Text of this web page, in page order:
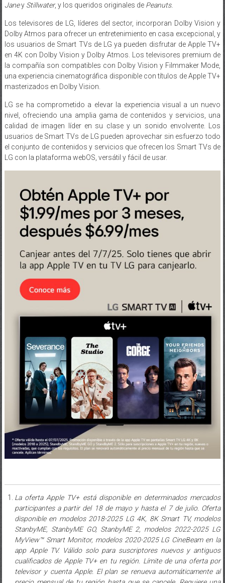
Janey Stillwater, y los queridos originales de Peanuts.
Los televisores de LG, líderes del sector, incorporan Dolby Vision y
Dolby Atmos para ofrecer un entretenimiento en casa excepcional, y
los usuarios de Smart TVs de LG ya pueden disfrutar de Apple TV+
en 4K con Dolby Vision y Dolby Atmos. Los televisores premium de
la compañía son compatibles con Dolby Vision y Filmmaker Mode,
una experiencia cinematográfica disponible con títulos de Apple TV+
masterizados en Dolby Vision.
LG se ha comprometido a elevar la experiencia visual a un nuevo
nivel, ofreciendo una amplia gama de contenidos y servicios, una
calidad de imagen líder en su clase y un sonido envolvente. Los
usuarios de Smart TVs de LG pueden aprovechar sin esfuerzo todo
el conjunto de contenidos y servicios que ofrecen los Smart TVs de
LG con la plataforma webOS, versátil y fácil de usar.
La oferta Apple TV+ está disponible en determinados mercados
participantes a partir del 18 de mayo y hasta el 7 de julio. Oferta
disponible en modelos 2018-2025 LG 4K, 8K Smart TV, modelos
StanbyME, StanbyME GO, StanbyME 2, modelos 2022-2025 LG
MyView™ Smart Monitor, modelos 2020-2025 LG CineBeam en la
app Apple TV. Válido solo para suscriptores nuevos y antiguos
cualificados de Apple TV+ en tu región. Límite de una oferta por
televisor y cuenta Apple. El plan se renueva automáticamente al